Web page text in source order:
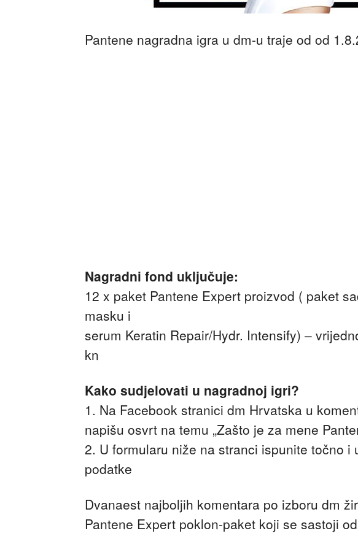
Pantene nagradna igra u dm-u traje od od
Nagradni fond uključuje:
12 x paket Pantene Expert proizvod ( paket
masku i
serum Keratin Repair/Hydr. Intensify) –
kn
Kako sudjelovati u nagradnoj igri?
1. Na Facebook stranici dm Hrvatska u
napišu osvrt na temu „Zašto je za mene
2. U formularu niže na stranci ispunite točno i
podatke
Dvanaest najboljih komentara po izboru dm
Pantene Expert poklon-paket koji se sastoji